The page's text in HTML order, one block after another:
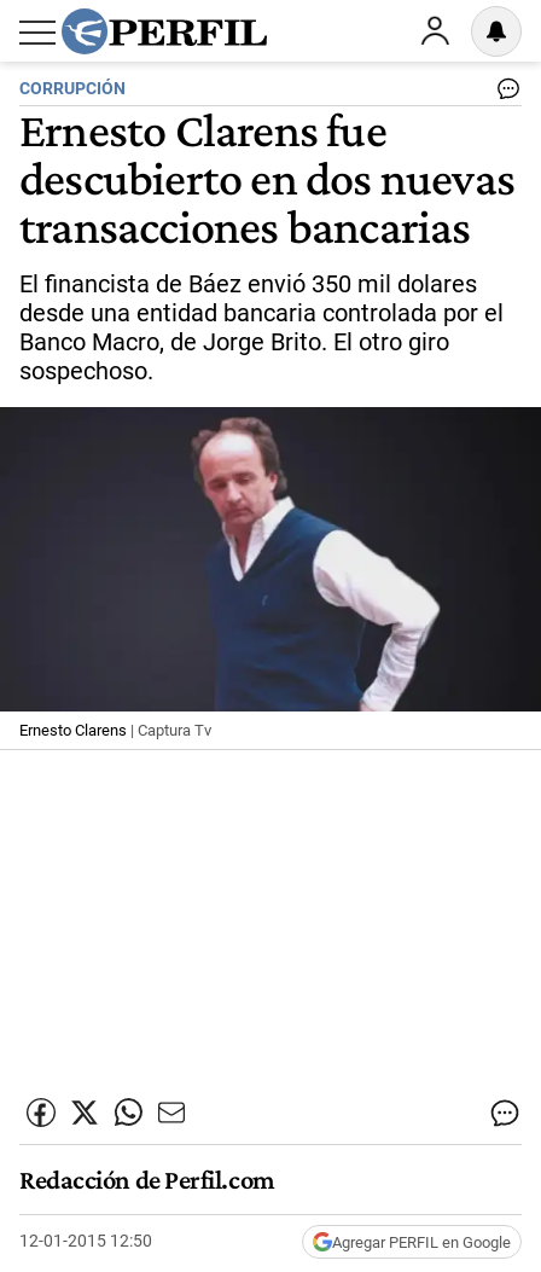
CORRUPCIÓN
Ernesto Clarens fue
descubierto en dos nuevas
transacciones bancarias
El financista de Báez envió 350 mil dolares
desde una entidad bancaria controlada por el
Banco Macro, de Jorge Brito. El otro giro
sospechoso.
Ernesto Clarens | Captura Tv
Redacción de Perfil.com
12-01-2015 12:50 Agregar PERFIL en Google